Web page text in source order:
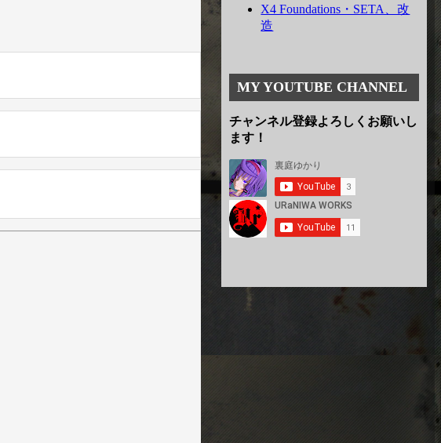
X4 Foundations・SETA、改
造
MY YOUTUBE CHANNEL
チャンネル登録よろしくお願いし
ます！